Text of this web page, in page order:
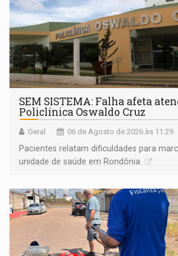
SEM SISTEMA: Falha afeta
Policlínica Oswaldo Cruz
Geral 06 de Agosto de 2026 às 11:29
Pacientes relatam dificuldades para
unidade de saúde em Rondônia